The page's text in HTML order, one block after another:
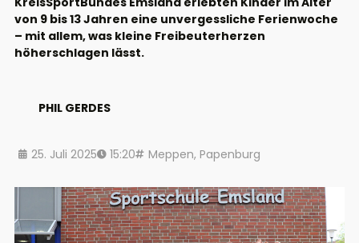
von 9 bis 13 Jahren eine unvergessliche Ferienwoche
– mit allem, was kleine Freibeuterherzen
höherschlagen lässt.
PHIL GERDES
25. Juli 2025 15:20 Meppen, Papenburg